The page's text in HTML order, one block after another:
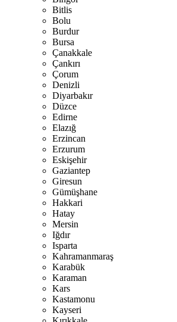
Bitlis
Bolu
Burdur
Bursa
Çanakkale
Çankırı
Çorum
Denizli
Diyarbakır
Düzce
Edirne
Elazığ
Erzincan
Erzurum
Eskişehir
Gaziantep
Giresun
Gümüşhane
Hakkari
Hatay
Mersin
Iğdır
Isparta
Kahramanmaraş
Karabük
Karaman
Kars
Kastamonu
Kayseri